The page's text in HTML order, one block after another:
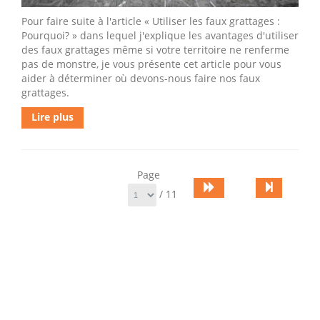
Pour faire suite à l'article « Utiliser les faux grattages :
Pourquoi? » dans lequel j'explique les avantages d'utiliser
des faux grattages même si votre territoire ne renferme
pas de monstre, je vous présente cet article pour vous
aider à déterminer où devons-nous faire nos faux
grattages.
Lire plus
Page
/ 11